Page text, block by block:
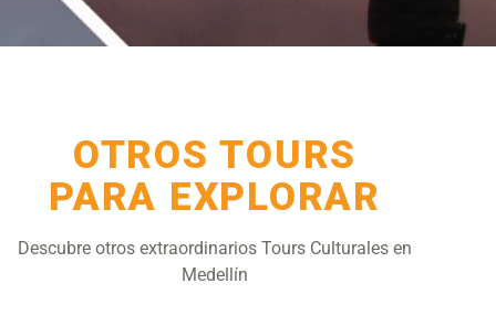
OTROS TOURS
PARA EXPLORAR
Descubre otros extraordinarios Tours Culturales en
Medellín